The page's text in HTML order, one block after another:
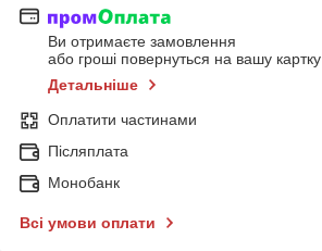
Ви отримаєте замовлення
або гроші повернуться на вашу картку
Детальніше
Оплатити частинами
Післяплата
Монобанк
Всі умови оплати